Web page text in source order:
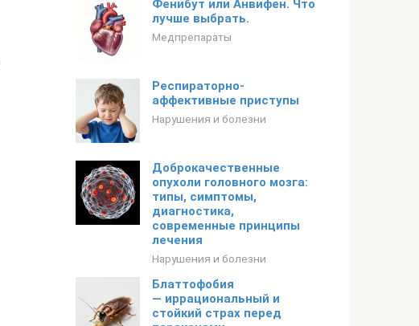
Фенибут или Анвифен. Что
лучше выбрать.
Медпрепараты
Респираторно-
аффективные приступы
Нарушения и болезни
Доброкачественные
опухоли головного мозга:
типы, симптомы,
диагностика,
современные принципы
лечения
Нарушения и болезни
Блаттофобия
— иррациональный и
стойкий страх перед